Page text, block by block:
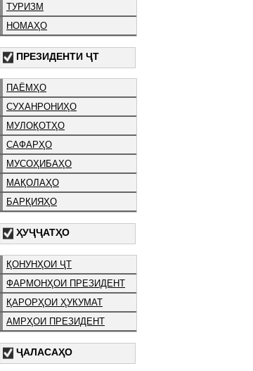
ТУРИЗМ
НОМАҲО
ПРЕЗИДЕНТИ ҶТ
ПАЁМҲО
СУХАНРОНИҲО
МУЛОҚОТҲО
САФАРҲО
МУСОҲИБАҲО
МАҚОЛАҲО
БАРҚИЯҲО
ҲУҶҶАТҲО
ҚОНУНҲОИ ҶТ
ФАРМОНҲОИ ПРЕЗИДЕНТ
ҚАРОРҲОИ ҲУКУМАТ
АМРҲОИ ПРЕЗИДЕНТ
ҶАЛАСАҲО